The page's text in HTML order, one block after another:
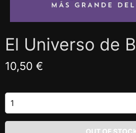
El Universo de
10,50 €